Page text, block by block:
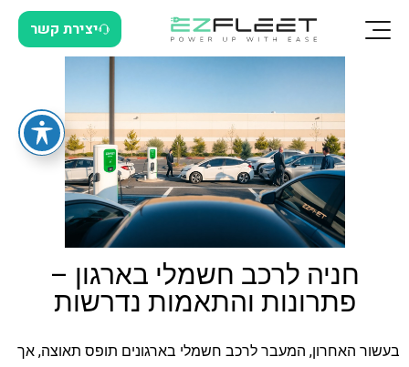
יצירת קשר
חניה לרכב חשמלי בארגון –
פתרונות והתאמות נדרשות
בעשור האחרון, המעבר לרכב חשמלי בארגונים תופס תאוצה, אך